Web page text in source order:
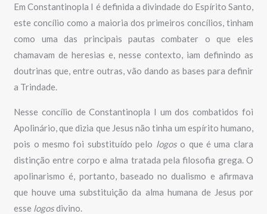
Em Constantinopla I é definida a divindade do Espírito Santo,
este concílio como a maioria dos primeiros concílios, tinham
como uma das principais pautas combater o que eles
chamavam de heresias e, nesse contexto, iam definindo as
doutrinas que, entre outras, vão dando as bases para definir
a Trindade.
Nesse concílio de Constantinopla I um dos combatidos foi
Apolinário, que dizia que Jesus não tinha um espírito humano,
pois o mesmo foi substituído pelo logoso que é uma clara
distinção entre corpo e alma tratada pela filosofia grega. O
apolinarismo é, portanto, baseado no dualismo e afirmava
que houve uma substituição da alma humana de Jesus por
esse logosdivino.